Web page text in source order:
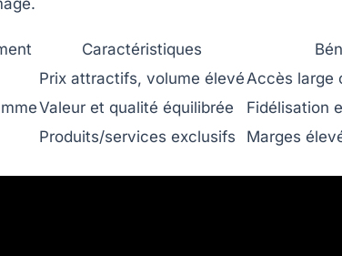
Caractéristiques
Prix attractifs, volume élevéAccès large
Valeur et qualité équilibrée Fidélisation
Produits/services exclusifs Marges